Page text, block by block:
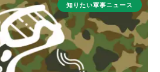
知りたい軍事ニュース